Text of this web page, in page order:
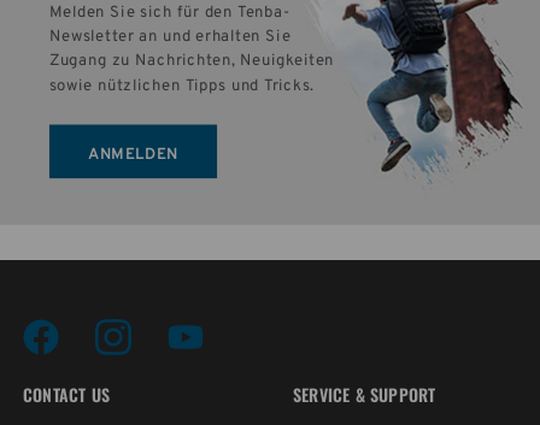
Melden Sie sich für den Tenba-
Newsletter an und erhalten Sie
Zugang zu Nachrichten, Neuigkeiten
sowie nützlichen Tipps und Tricks.
ANMELDEN
CONTACT US SERVICE & SUPPORT